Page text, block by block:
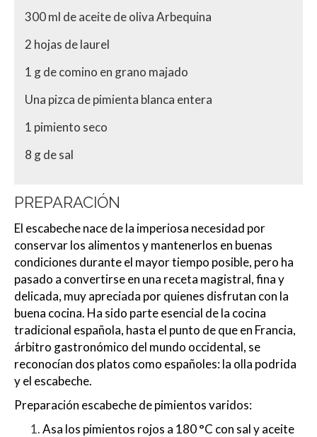
300 ml de aceite de oliva Arbequina
2 hojas de laurel
1 g de comino en grano majado
Una pizca de pimienta blanca entera
1 pimiento seco
8 g de sal
PREPARACIÓN
El escabeche nace de la imperiosa necesidad por
conservar los alimentos y mantenerlos en buenas
condiciones durante el mayor tiempo posible, pero ha
pasado a convertirse en una receta magistral, fina y
delicada, muy apreciada por quienes disfrutan con la
buena cocina. Ha sido parte esencial de la cocina
tradicional española, hasta el punto de que en Francia,
árbitro gastronómico del mundo occidental, se
reconocían dos platos como españoles: la olla podrida
y el escabeche.
Preparación escabeche de pimientos varidos:
Asa los pimientos rojos a 180 °C con sal y aceite